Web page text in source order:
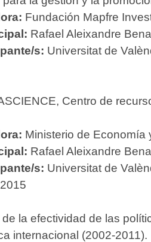
Fundación Mapfre
Rafael Aleixandre
s: Universitat de
Centro de
Ministerio de Economía
Rafael Aleixandre
s: Universitat de
la efectividad de las
internacional (2002-2011).